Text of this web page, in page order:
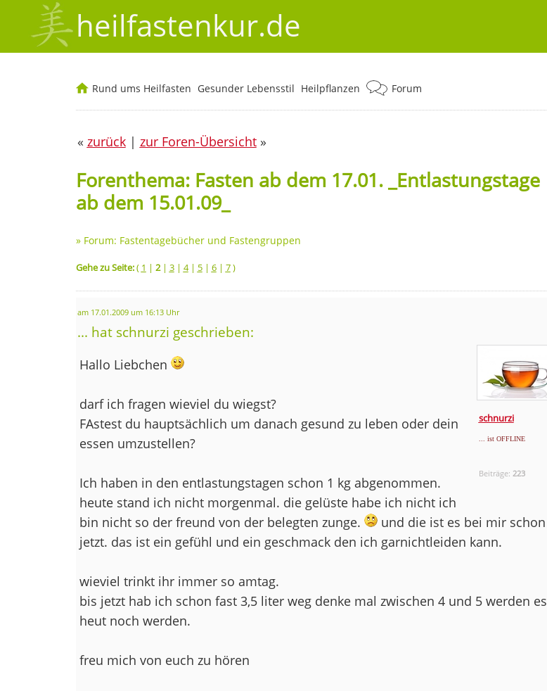
heilfastenkur.de
Rund ums Heilfasten Gesunder Lebensstil Heilpflanzen Forum
« zurück| zur Foren-Übersicht»
Forenthema: Fasten ab dem 17.01. _Entlastungstage
ab dem 15.01.09_
» Forum: Fastentagebücher und Fastengruppen
Gehe zu Seite:( 1 | 2| 3| 4| 5| 6| 7)
am 17.01.2009 um 16:13 Uhr
... hat schnurzi geschrieben:
schnurzi
... ist OFFLINE
Beiträge: 223
Hallo Liebchen
darf ich fragen wieviel du wiegst?
FAstest du hauptsächlich um danach gesund zu leben oder dein
essen umzustellen?
Ich haben in den entlastungstagen schon 1 kg abgenommen.
heute stand ich nicht morgenmal. die gelüste habe ich nicht ich
bin nicht so der freund von der belegten zunge.
und die ist es bei mir schon
jetzt. das ist ein gefühl und ein geschmack den ich garnichtleiden kann.
wieviel trinkt ihr immer so amtag.
bis jetzt hab ich schon fast 3,5 liter weg denke mal zwischen 4 und 5 werden es
heut noch werden.
freu mich von euch zu hören